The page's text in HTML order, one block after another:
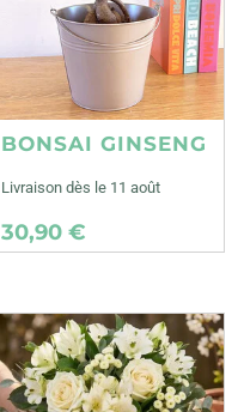
BONSAI GINSENG
Livraison dès le 11 août
30,90 €